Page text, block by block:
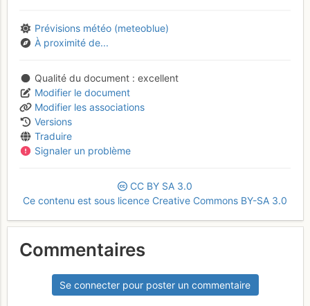
Prévisions météo (meteoblue)
À proximité de...
Qualité du document
excellent
Modifier le document
Modifier les associations
Versions
Traduire
Signaler un problème
CC BY SA 3.0
Ce contenu est sous licence Creative Commons BY-SA 3.0
Commentaires
Se connecter pour poster un commentaire